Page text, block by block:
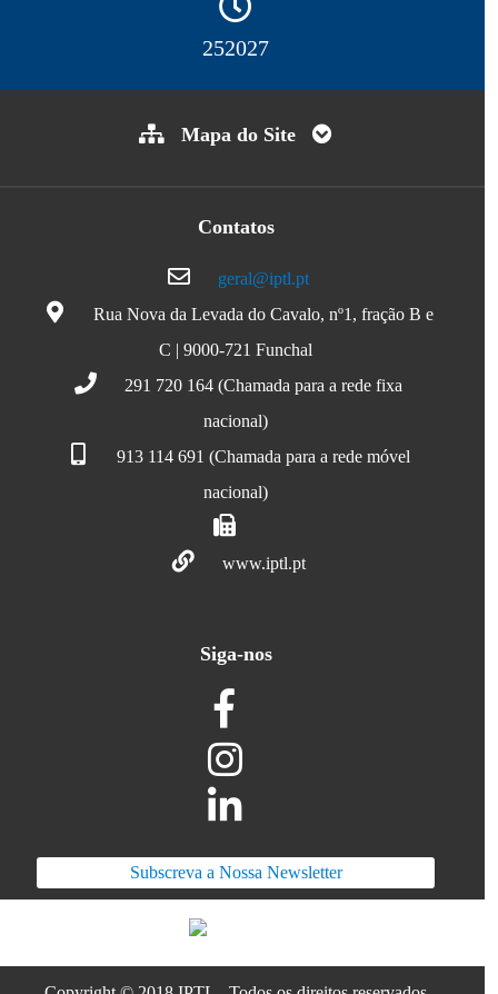
252027
Mapa do Site
Contatos
geral@iptl.pt
Rua Nova da Levada do Cavalo, nº1, fração B e
C | 9000-721 Funchal
291 720 164 (Chamada para a rede fixa
nacional)
913 114 691 (Chamada para a rede móvel
nacional)
www.iptl.pt
Siga-nos
Subscreva a Nossa Newsletter